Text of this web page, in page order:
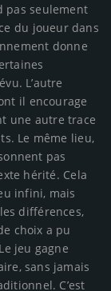
pas seulement
du joueur dans
donne
L’autre
il encourage
une autre trace
Le même lieu,
pas
hérité. Cela
infini, mais
différences,
choix a pu
jeu gagne
sans jamais
C’est